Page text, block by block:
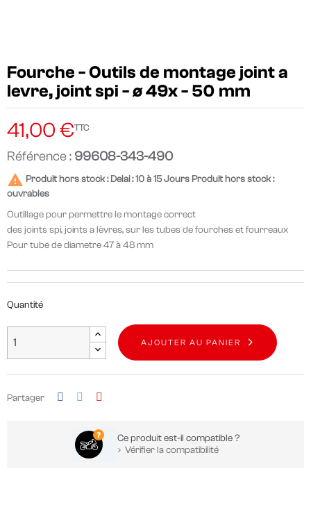
Fourche - Outils de montage joint a
levre, joint spi - ø 49x - 50 mm
41,00 €TTC
Référence : 99608-343-490
 Produit hors stock : Delai : 10 à 15 Jours Produit hors stock :
ouvrables
Outillage pour permettre le montage correct
des joints spi, joints a lèvres, sur les tubes de fourches et fourreaux
Pour tube de diametre 47 à 48 mm
Quantité
AJOUTER AU PANIER
Partager
Ce produit est-il compatible ?
Vérifier la compatibilité